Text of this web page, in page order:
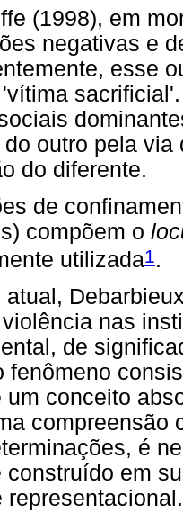
(1998), em
negativas e
esse
outro pela
do diferente.
de
compõem o
utilizada1 .
atual,
nas
de
fenômeno
um conceito
compreensão
é
construído em
representacional.